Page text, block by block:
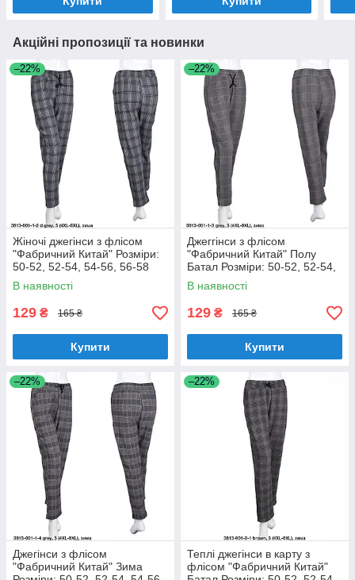
Акційні пропозиції та новинки
–22%
Жіночі джегінси з флісом
"Фабричний Китай" Розміри:
50-52, 52-54, 54-56, 56-58
(18128-1)
В наявності
129 ₴ 165 ₴
Купити
–22%
Джеггінси з флісом
"Фабричний Китай" Полу
Батал Розміри: 50-52, 52-54,
54-56, 56-58 (18128-2)
В наявності
129 ₴ 165 ₴
Купити
–22%
Джегінси з флісом
"Фабричний Китай" Зима
–22%
Теплі джегінси в карту з
флісом "Фабричний Китай"